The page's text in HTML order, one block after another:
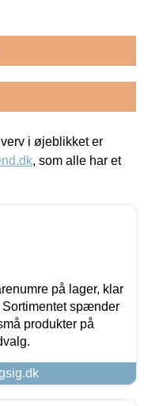
i øjeblikket er
, som alle har et
på lager, klar
spænder
produkter på